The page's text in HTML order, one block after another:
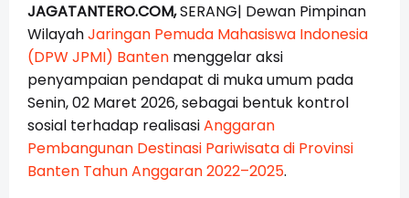
JAGATANTERO.COM,SERANG| Dewan Pimpinan
WilayahJaringan Pemuda Mahasiswa Indonesia
(DPW JPMI) Banten menggelar aksi
penyampaian pendapat di muka umum pada
Senin, 02 Maret 2026, sebagai bentuk kontrol
sosial terhadap realisasiAnggaran
Pembangunan Destinasi Pariwisata di Provinsi
Banten Tahun Anggaran 2022–2025.